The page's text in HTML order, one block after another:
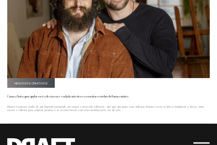
NEGÓCIOS CRIATIVOS
Como a Seiva quer ajudar você a destravar o seu lado artístico e a exercitar o cérebro de forma criativa
Daniel Lameira vinha de um burnout pensando em largar o mercado editorial. Até que um papo com Adriano Fromer levou os dois a fundarem a Seiva, uma
escola e editora para inspirar pessoas a se reconectarem com elas mesmas pela via da arte.